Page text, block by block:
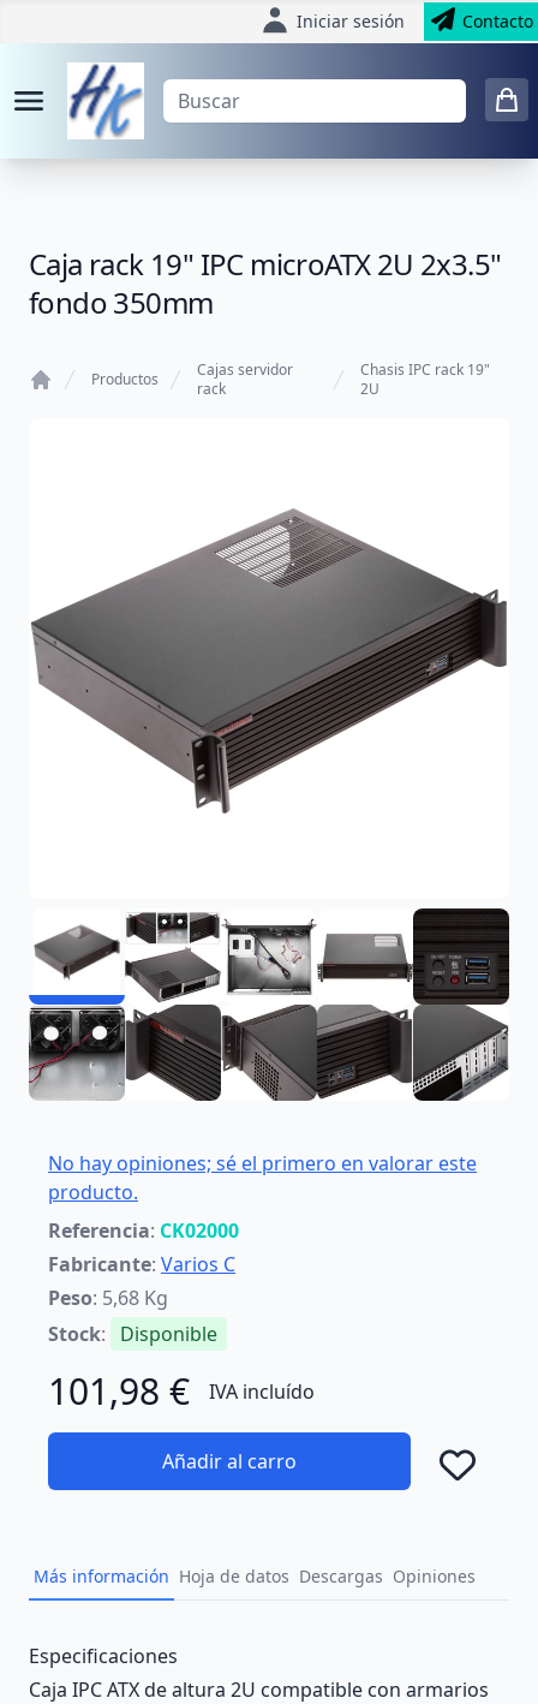
Iniciar sesión Contacto
Caja rack 19" IPC microATX 2U 2x3.5"
fondo 350mm
Productos
Cajas servidor
rack
Chasis IPC rack 19"
2U
No hay opiniones; sé el primero en valorar este
producto.
Referencia: CK02000
Fabricante: Varios C
Peso: 5,68 Kg
Stock: Disponible
101,98 € IVA incluído
Añadir al carro
Más información Hoja de datos Descargas Opiniones
Description
Especificaciones
Caja IPC ATX de altura 2U compatible con armarios